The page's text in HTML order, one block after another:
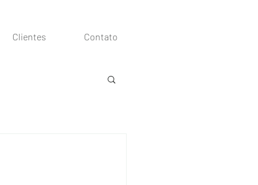
Clientes Contato